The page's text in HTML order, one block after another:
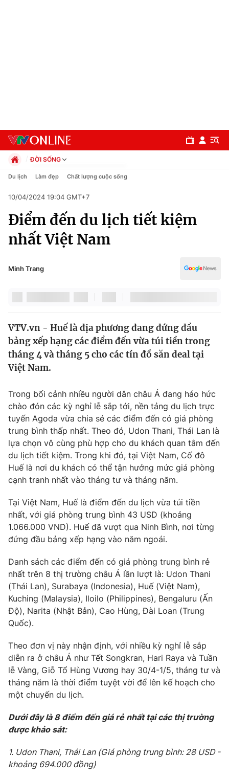
Chuyên mục
Chính trị
Pháp luật
Thế giới
Tin tức
Thế giới đó đây
Câu chuyện quốc tế
Tài chính
Thị trường
Góc doanh nghiệp
Dữ liệu và đời sống
Truyền hình
Phim VTV
Hậu trường
Nhân vật
Khán giả
Giải sao mai
Giải trí
Âm nhạc
Sao
Đời sống
Du lịch
Làm đẹp
Chất lượng cuộc sống
Giáo dục
Học trực tuyến
Công nghệ
Hitech Công nghệ tương lai
Sản phẩm
Thị trường
Tư vấn
Giao lưu trực tuyến
Lịch phát sóng
Chuyên mục khác
Emagazine Podcast
Video
VTV Money
ĐỜI SỐNG
Chính trị
Pháp luật
Kinh tế
Thể thao
Truyền hình
Y tế
Công nghệ
Du lịch Làm đẹp Chất lượng cuộc sống
10/04/2024 19:04 GMT+7
Điểm đến du lịch tiết kiệm
nhất Việt Nam
Minh Trang
VTV.vn - Huế là địa phương đang đứng đầu
bảng xếp hạng các điểm đến vừa túi tiền trong
tháng 4 và tháng 5 cho các tín đồ săn deal tại
Việt Nam.
Trong bối cảnh nhiều người dân châu Á đang háo hức
chào đón các kỳ nghỉ lễ sắp tới, nền tảng du lịch trực
tuyến Agoda vừa chia sẻ các điểm đến có giá phòng
trung bình thấp nhất. Theo đó, Udon Thani, Thái Lan là
lựa chọn vô cùng phù hợp cho du khách quan tâm đến
du lịch tiết kiệm. Trong khi đó, tại Việt Nam, Cố đô
Huế là nơi du khách có thể tận hưởng mức giá phòng
cạnh tranh nhất vào tháng tư và tháng năm.
Tại Việt Nam, Huế là điểm đến du lịch vừa túi tiền
nhất, với giá phòng trung bình 43 USD (khoảng
1.066.000 VND). Huế đã vượt qua Ninh Bình, nơi từng
đứng đầu bảng xếp hạng vào năm ngoái.
Danh sách các điểm đến có giá phòng trung bình rẻ
nhất trên 8 thị trường châu Á lần lượt là: Udon Thani
(Thái Lan), Surabaya (Indonesia), Huế (Việt Nam),
Kuching (Malaysia), Iloilo (Philippines), Bengaluru (Ấn
Độ), Narita (Nhật Bản), Cao Hùng, Đài Loan (Trung
Quốc).
Theo đơn vị này nhận định, với nhiều kỳ nghỉ lễ sắp
diễn ra ở châu Á như Tết Songkran, Hari Raya và Tuần
lễ Vàng, Giỗ Tổ Hùng Vương hay 30/4-1/5, tháng tư và
tháng năm là thời điểm tuyệt vời để lên kế hoạch cho
một chuyến du lịch.
Dưới đây là 8 điểm đến giá rẻ nhất tại các thị trường
được khảo sát:
1. Udon Thani, Thái Lan (Giá phòng trung bình: 28 USD -
khoảng 694.000 đồng)